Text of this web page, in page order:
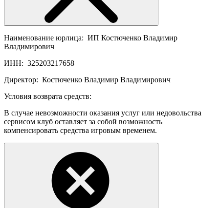
Наименование юрлица: ИП Костюченко Владимир
Владимирович
ИНН: 325203217658
Директор: Костюченко Владимир Владимирович
Условия возврата средств:
В случае невозможности оказания услуг или недовольства
сервисом клуб оставляет за собой возможность
компенсировать средства игровым временем.